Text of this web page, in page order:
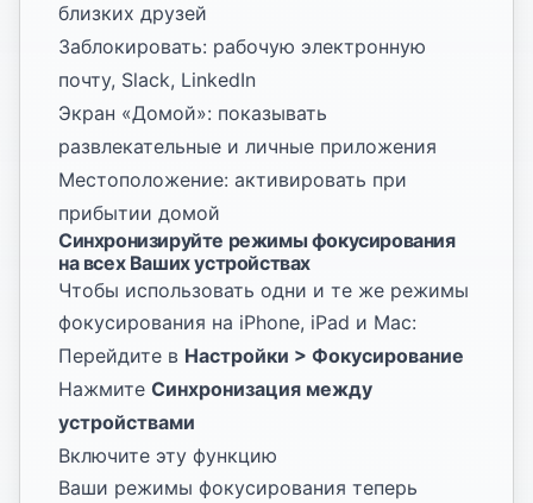
близких друзей
Заблокировать: рабочую электронную
почту, Slack, LinkedIn
Экран «Домой»: показывать
развлекательные и личные приложения
Местоположение: активировать при
прибытии домой
Синхронизируйте режимы фокусирования
на всех Ваших устройствах
Чтобы использовать одни и те же режимы
фокусирования на iPhone, iPad и Mac:
Перейдите в Настройки > Фокусирование
Нажмите Синхронизация между
устройствами
Включите эту функцию
Ваши режимы фокусирования теперь